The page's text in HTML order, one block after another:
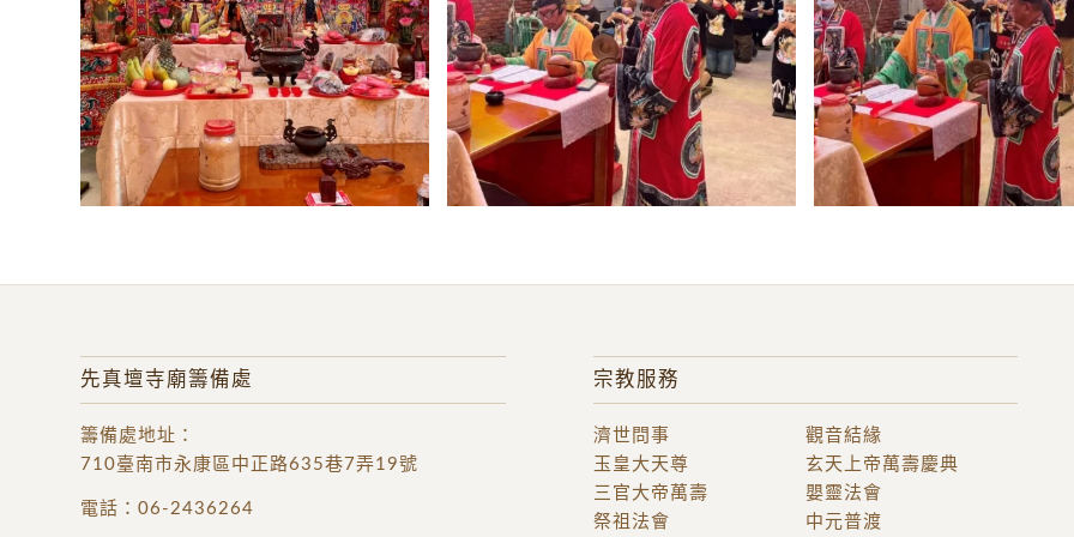
先真壇寺廟籌備處
籌備處地址 ：
710臺南市永康區中正路635巷7弄19號
電話： 06-2436264
宗教服務
濟世問事
觀音結緣
玉皇大天尊
三官大帝萬壽
玄天上帝萬壽慶典
嬰靈法會
祭祖法會
中元普渡